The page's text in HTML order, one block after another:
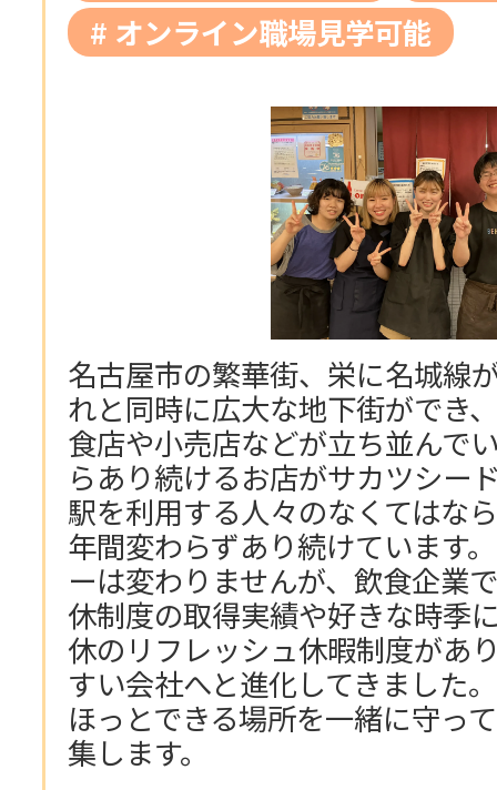
オンライン職場見学可能
名古屋市の繁華街、栄に名城線
れと同時に広大な地下街ができ
食店や小売店などが立ち並んで
らあり続けるお店がサカツシー
駅を利用する人々のなくてはな
年間変わらずあり続けています
ーは変わりませんが、飲食企業
休制度の取得実績や好きな時季
休のリフレッシュ休暇制度があ
すい会社へと進化してきました
ほっとできる場所を一緒に守っ
集します。